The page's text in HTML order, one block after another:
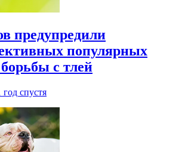
предупредили
популярных
с тлей
год спустя